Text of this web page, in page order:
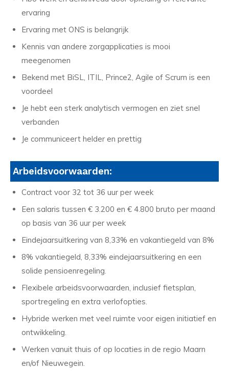
ervaring
Ervaring met ONS is belangrijk
Kennis van andere zorgapplicaties is mooi
meegenomen
Bekend met BiSL, ITIL, Prince2, Agile of Scrum is een
voordeel
Je hebt een sterk analytisch vermogen en ziet snel
verbanden
Je communiceert helder en prettig
Arbeidsvoorwaarden:
Contract voor 32 tot 36 uur per week
Een salaris tussen € 3.200 en € 4.800 bruto per maand
op basis van 36 uur per week
Eindejaarsuitkering van 8,33% en vakantiegeld van 8%
8% vakantiegeld, 8,33% eindejaarsuitkering en een
solide pensioenregeling.
Flexibele arbeidsvoorwaarden, inclusief fietsplan,
sportregeling en extra verlofopties.
Hybride werken met veel ruimte voor eigen initiatief en
ontwikkeling.
Werken vanuit thuis of op locaties in de regio Maarn
en/of Nieuwegein.